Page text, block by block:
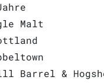
Malt
Barrel &